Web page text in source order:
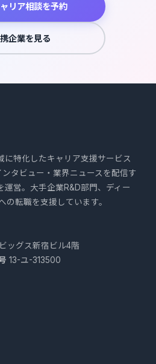
リア相談を予約
企業を見る
に特化したキャリア支援サービス
ンタビュー・業界ニュースを配信す
運営。大手企業R&D部門、ディー
の転職を支援しています。
ッグス新宿ビル4階
13-ユ-313500